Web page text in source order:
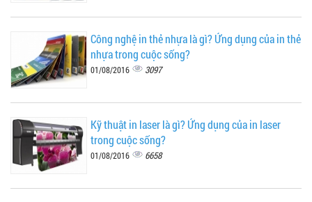
Công nghệ in thẻ nhựa là gì? Ứng dụng của in thẻ
nhựa trong cuộc sống?
01/08/2016 3097
Kỹ thuật in laser là gì? Ứng dụng của in laser
trong cuộc sống?
01/08/2016 6658